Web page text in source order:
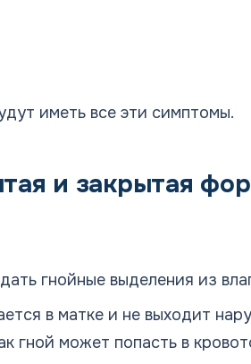
иметь все эти симптомы.
и закрытая
гнойные выделения из
в матке и не выходит
гной может попасть в